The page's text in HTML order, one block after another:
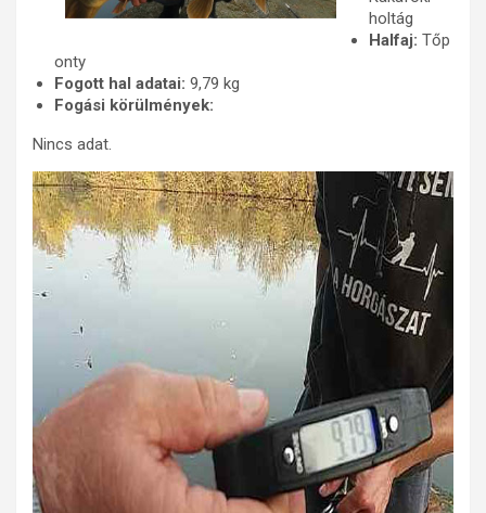
holtág
Halfaj: Tőp
onty
Fogott hal adatai: 9,79 kg
Fogási körülmények:
Nincs adat.